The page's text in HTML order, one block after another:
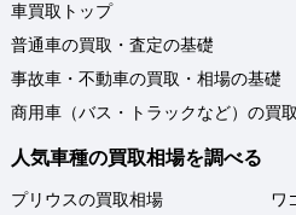
車買取トップ
普通車の買取・査定の基礎
事故車・不動車の買取・相場の基礎
商用車（バス・トラックなど）の買
人気車種の買取相場を調べる
プリウスの買取相場
ワ